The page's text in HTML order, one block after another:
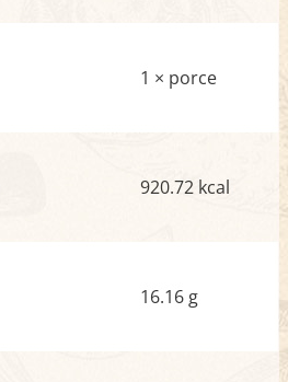
1 × porce
920.72 kcal
16.16 g